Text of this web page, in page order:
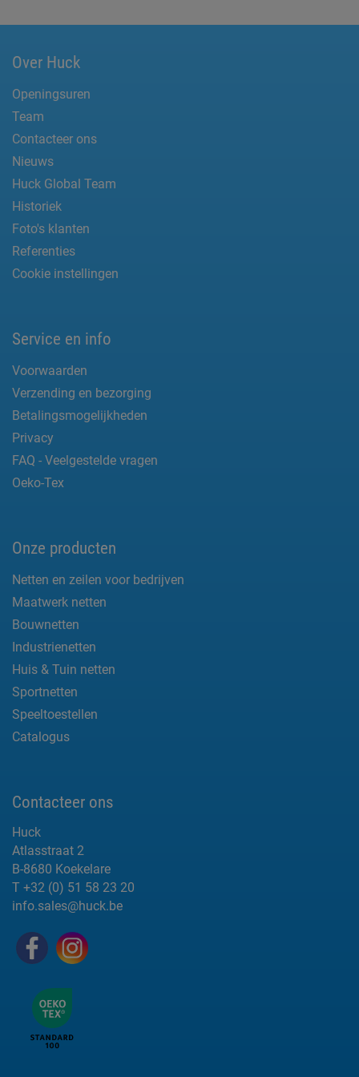
Over Huck
Openingsuren
Team
Contacteer ons
Nieuws
Huck Global Team
Historiek
Foto's klanten
Referenties
Cookie instellingen
Service en info
Voorwaarden
Verzending en bezorging
Betalingsmogelijkheden
Privacy
FAQ - Veelgestelde vragen
Oeko-Tex
Onze producten
Netten en zeilen voor bedrijven
Maatwerk netten
Bouwnetten
Industrienetten
Huis & Tuin netten
Sportnetten
Speeltoestellen
Catalogus
Contacteer ons
Huck
Atlasstraat 2
B-8680 Koekelare
T +32 (0) 51 58 23 20
info.sales@huck.be